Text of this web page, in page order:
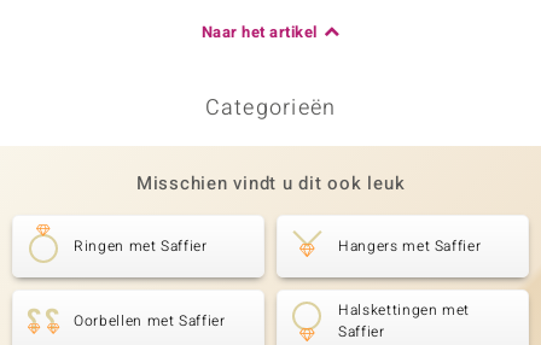
Naar het artikel
Categorieën
Misschien vindt u dit ook leuk
Ringen met Saffier Hangers met Saffier
Oorbellen met Saffier
Halskettingen met
Saffier